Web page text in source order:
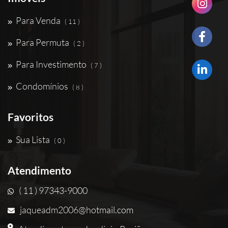
Para Venda ( 11 )
Para Permuta ( 2 )
Para Investimento ( 7 )
Condomínios ( 8 )
Favoritos
Sua Lista ( 0 )
Atendimento
( 11 ) 97343-9000
jaqueadm2006@hotmail.com